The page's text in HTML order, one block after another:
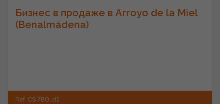
Бизнес в продаже в Arroyo de la Miel
(Benalmádena)
Ref. CS 780_d1